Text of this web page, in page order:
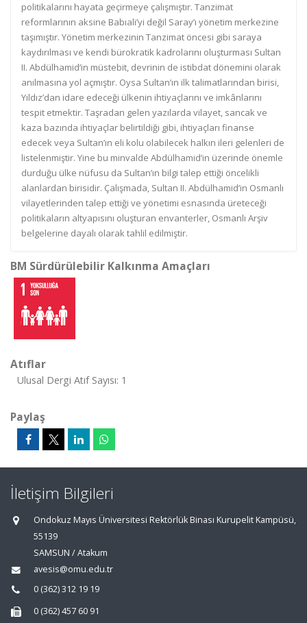
politikalarını hayata geçirmeye çalışmıştır. Tanzimat
reformlarının aksine Babıali’yi değil Saray’ı yönetim merkezine
taşımıştır. Yönetim merkezinin Tanzimat öncesi gibi saraya
kaydırılması ve kendi bürokratik kadrolarını oluşturması Sultan
II. Abdülhamid’in müstebit, devrinin de istibdat dönemini olarak
anılmasına yol açmıştır. Oysa Sultan’ın ilk talimatlarından birisi,
Yıldız’dan idare edeceği ülkenin ihtiyaçlarını ve imkânlarını
tespit etmektir. Taşradan gelen yazılarda vilayet, sancak ve
kaza bazında ihtiyaçlar belirtildiği gibi, ihtiyaçları finanse
edecek veya Sultan’ın eli kolu olabilecek halkın ileri gelenleri de
listelenmiştir. Yine bu minvalde Abdülhamid’in üzerinde önemle
durduğu ülke nüfusu da Sultan’ın bilgi talep ettiği öncelikli
alanlardan birisidir. Çalışmada, Sultan II. Abdülhamid’in Osmanlı
vilayetlerinden talep ettiği ve yönetimi esnasında üreteceği
politikaların altyapısını oluşturan envanterler, Osmanlı Arşiv
belgelerine dayalı olarak tahlil edilmiştir.
BM Sürdürülebilir Kalkınma Amaçları
Atıflar
Ulusal Dergi Atıf Sayısı: 1
Paylaş
İletişim Bilgileri
Ondokuz Mayıs Üniversitesi Rektörlük Binası Kurupelit Kampüsü,
55139
SAMSUN / Atakum
avesis@omu.edu.tr
0 (362) 312 19 19
0 (362) 457 60 91